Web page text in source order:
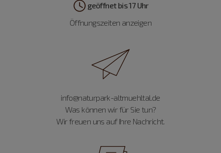
geöffnet bis 17 Uhr
Öffnungszeiten anzeigen
info@naturpark-altmuehltal.de
Was können wir für Sie tun?
Wir freuen uns auf Ihre Nachricht.